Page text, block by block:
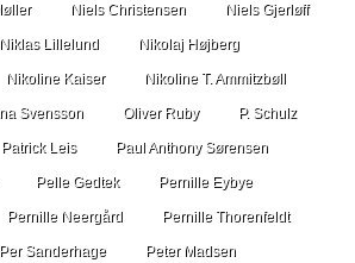
Niels Christensen Niels Gjerløff
Niklas Lillelund Nikolaj Højberg
Nikoline Kaiser Nikoline T. Ammitzbøll
Svensson Oliver Ruby P. Schulz
Patrick Leis Paul Anthony Sørensen
Pelle Gedtek Pernille Eybye
Pernille Neergård Pernille Thorenfeldt
Per Sanderhage Peter Madsen